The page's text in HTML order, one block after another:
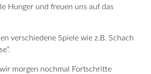
Hunger und freuen uns auf das
verschiedene Spiele wie z.B. Schach
morgen nochmal Fortschritte